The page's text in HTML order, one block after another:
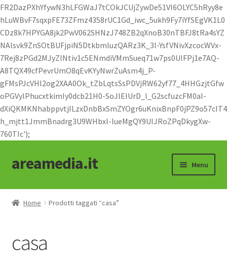
FR2DazPXhYfywN3hLFGWaJ7tCOkJCUjZywDe51VI6OLYC5hRyy8e
hLuWBvF7sqxpFE73ZFmz4358rUC1Gd_iwc_5ukh9Fy7iYfSEgVK1L0
CDz8k7HPYGA8jk2PwV062SHNzJ748ZB2qXnoB30nTBFJ8tRa4sYZ
NAlsvk9ZnSOtBUFjpiN5DtkbmluzQARz3K_3l-YsfVNivXzcocWVx-
7Rej8zPGd2MJyZlNtiv1c5ENmdiVMmSueq71w7ps0UIFPj1e7AQ-
A8TQX49cfPevrUmO8qEvKYyNwrZuAsm4j_P-
gFMsPJcVHl2og2XAA0Ok_tZbLqtsSsPDVjRW62yf77_4HHGzjtGfw
oPGVylPhucxtkimIy0dcb21H0-SoJlEIUrD_l_G2scfuzcFM0al-
dXiQKMKNhabppvtjILzxDnbBxSmZYOgr6uKnixBnpF0jPZ9o57cIT4
h_mjtt1JmmBnadrg3U9WHbxl-lueMgQY9UIJRoZPqDkygXw-
760TIc');
Vai
alla
Vai
al
areamedia.it Menu
Shop
moto e cicli
Home Prodotti taggati “casa”
casa